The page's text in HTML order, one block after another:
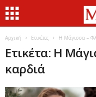
Αρχική Ετικέτες Η Μάγισσα –
Ετικέτα: Η
καρδιά